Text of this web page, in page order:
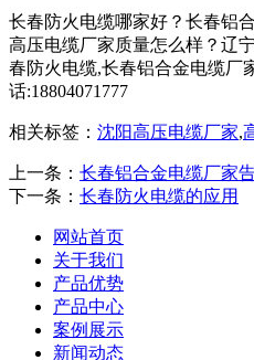
长春防火电缆哪家好？长春铝
高压电缆厂家质量怎么样？辽
春防火电缆,长春铝合金电缆厂
话:18804071777
相关标签： 沈阳高压电缆厂家,
上一条： 长春铝合金电缆厂家
下一条： 长春防火电缆的应用
网站首页
关于我们
产品优势
产品中心
案例展示
新闻动态